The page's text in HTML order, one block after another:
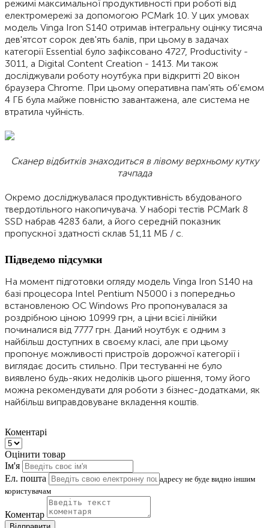
Коментарі
Оцінити товар
Ім'я
Ел. пошта
адресу не буде видно іншим
користувачам
Коментар